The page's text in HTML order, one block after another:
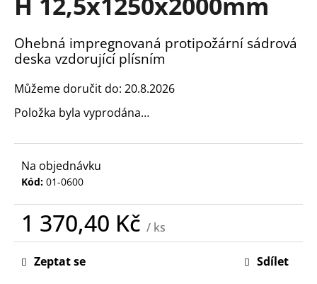
Ohebná impregnovaná protipožární sádrová
deska vzdorující plísním
Můžeme doručit do: 20.8.2026
Položka byla vyprodána…
Na objednávku
Kód: 01-0600
1 370,40 Kč / ks
Měrná
cena:Zeptat se Sdílet
HLEDAT
D
o
u
e
m